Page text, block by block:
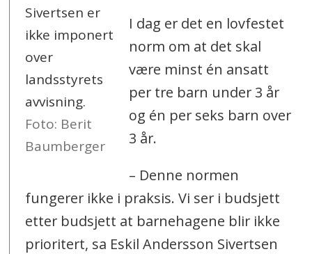
Sivertsen er
ikke imponert
over
landsstyrets
avvisning.
Foto: Berit
Baumberger
I dag er det en lovfestet
norm om at det skal
være minst én ansatt
per tre barn under 3 år
og én per seks barn over
3 år.
– Denne normen
fungerer ikke i praksis. Vi ser i budsjett
etter budsjett at barnehagene blir ikke
prioritert, sa Eskil Andersson Sivertsen